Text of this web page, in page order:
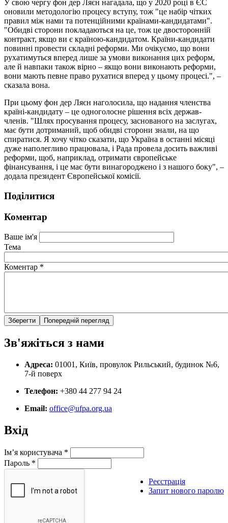
У свою чергу фон дер Ляєн нагадала, що у 2020 році в ЄС
оновили методологію процесу вступу, тож "це набір чітких
правил між нами та потенційними країнами-кандидатами".
"Обидві сторони покладаються на це, тож це двосторонній
контракт, якщо ви є країною-кандидатом. Країни-кандидати
повинні провести складні реформи. Ми очікуємо, що вони
рухатимуться вперед лише за умови виконання цих реформ,
але й навпаки також вірно – якщо вони виконають реформи,
вони мають певне право рухатися вперед у цьому процесі.", –
сказала вона.
При цьому фон дер Ляєн наголосила, що надання членства
країні-кандидату – це одноголосне рішення всіх держав-
членів. "Шлях просування процесу, заснованого на заслугах,
має бути дотриманий, щоб обидві сторони знали, на що
спиратися. Я хочу чітко сказати, що Україна в останні місяці
дуже наполегливо працювала, і Рада провела досить важливі
реформи, щоб, наприклад, отримати європейське
фінансування, і це має бути винагороджено і з нашого боку", –
додала президент Європейської комісії.
Поділитися
Коментар
Ваше ім'я
Тема
Коментар *
Зв'яжіться з нами
Адреса: 01001, Київ, провулок Рильський, будинок №6,
7-й поверх
Телефон: +380 44 277 94 24
Email: office@ufpa.org.ua
Вхід
Ім’я користувача *
Пароль *
Реєстрація
Запит нового паролю